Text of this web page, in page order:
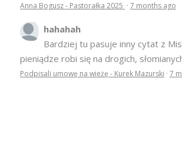
Anna Bogusz - Pastorałka 2025 · 7 months ago
hahahah
Bardziej tu pasuje inny cytat z
pieniądze robi się na drogich,
Podpisali umowę na wieżę - Kurek Mazurski · 7